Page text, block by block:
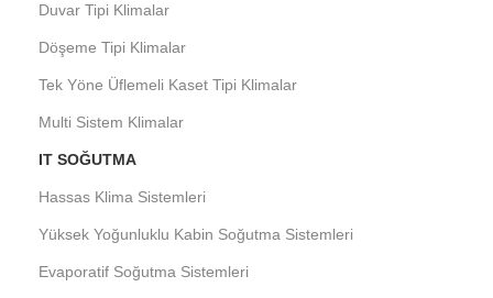
Duvar Tipi Klimalar
Döşeme Tipi Klimalar
Tek Yöne Üflemeli Kaset Tipi Klimalar
Multi Sistem Klimalar
IT SOĞUTMA
Hassas Klima Sistemleri
Yüksek Yoğunluklu Kabin Soğutma Sistemleri
Evaporatif Soğutma Sistemleri